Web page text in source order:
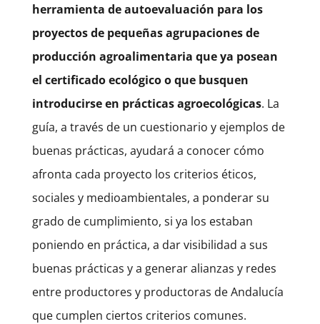
herramienta de autoevaluación para los
proyectos de pequeñas agrupaciones de
producción agroalimentaria que ya posean
el certificado ecológico o que busquen
introducirse en prácticas agroecológicas. La
guía, a través de un cuestionario y ejemplos de
buenas prácticas, ayudará a conocer cómo
afronta cada proyecto los criterios éticos,
sociales y medioambientales, a ponderar su
grado de cumplimiento, si ya los estaban
poniendo en práctica, a dar visibilidad a sus
buenas prácticas y a generar alianzas y redes
entre productores y productoras de Andalucía
que cumplen ciertos criterios comunes.